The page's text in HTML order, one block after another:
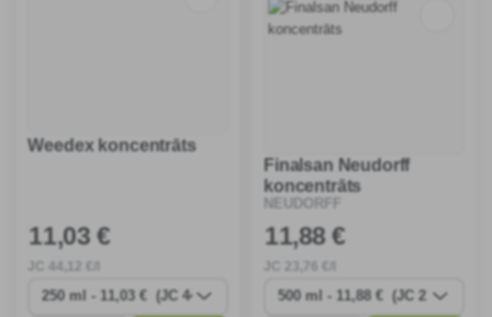
Weedex koncentrāts
11,03 €
44 ,12 €/l
Finalsan Neudorff
koncentrāts
NEUDORFF
11,88 €
23 ,76 €/l